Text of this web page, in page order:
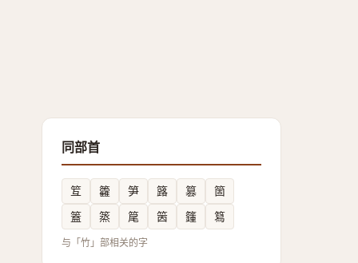
同部首
䇘 籱 笋 簬 篡
箇
篕
篜 䇻 䇧 籦 䉣
与「竹」部相关的字